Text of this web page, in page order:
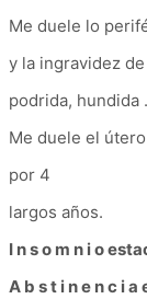
Me duele lo
y la ingravidez
podrida, hundida .
Me duele el útero
por 4
largos años.
I n s o m n i o
A b s t i n e n c i